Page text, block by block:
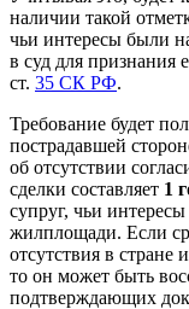
наличии такой
чьи интересы были
в суд для признания
ст. 35 СК РФ.
Требование будет
пострадавшей
об отсутствии
сделки составляет 1
супруг, чьи
жилплощади. Если
отсутствия в
то он может быть
подтверждающих